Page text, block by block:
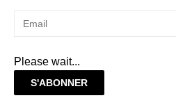
Please wait...
S'ABONNER